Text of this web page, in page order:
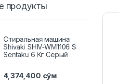
продукты
Стиральная машина
Shivaki SHIV-WM1106 S
Sentaku 6 Кг Серый
4,374,400 сўм